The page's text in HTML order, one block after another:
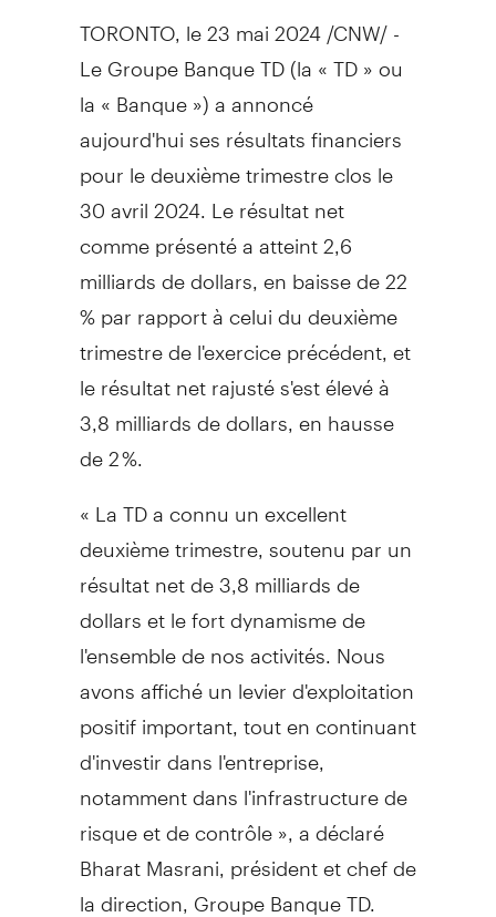
TORONTO, le 23 mai 2024 /CNW/ -
Le Groupe Banque TD (la « TD » ou
la « Banque ») a annoncé
aujourd'hui ses résultats financiers
pour le deuxième trimestre clos le
30 avril 2024. Le résultat net
comme présenté a atteint 2,6
milliards de dollars, en baisse de 22
% par rapport à celui du deuxième
trimestre de l'exercice précédent, et
le résultat net rajusté s'est élevé à
3,8 milliards de dollars, en hausse
de 2 %.
« La TD a connu un excellent
deuxième trimestre, soutenu par un
résultat net de 3,8 milliards de
dollars et le fort dynamisme de
l'ensemble de nos activités. Nous
avons affiché un levier d'exploitation
positif important, tout en continuant
d'investir dans l'entreprise,
notamment dans l'infrastructure de
risque et de contrôle », a déclaré
Bharat Masrani, président et chef de
la direction, Groupe Banque TD.